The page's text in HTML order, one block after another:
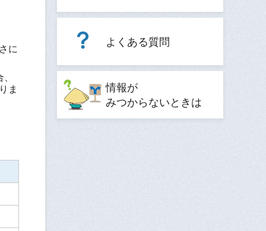
に
ま
よくある質問
情報が
みつからないときは